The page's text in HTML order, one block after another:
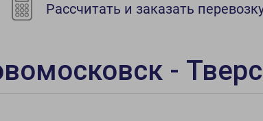
Рассчитать и заказать
-